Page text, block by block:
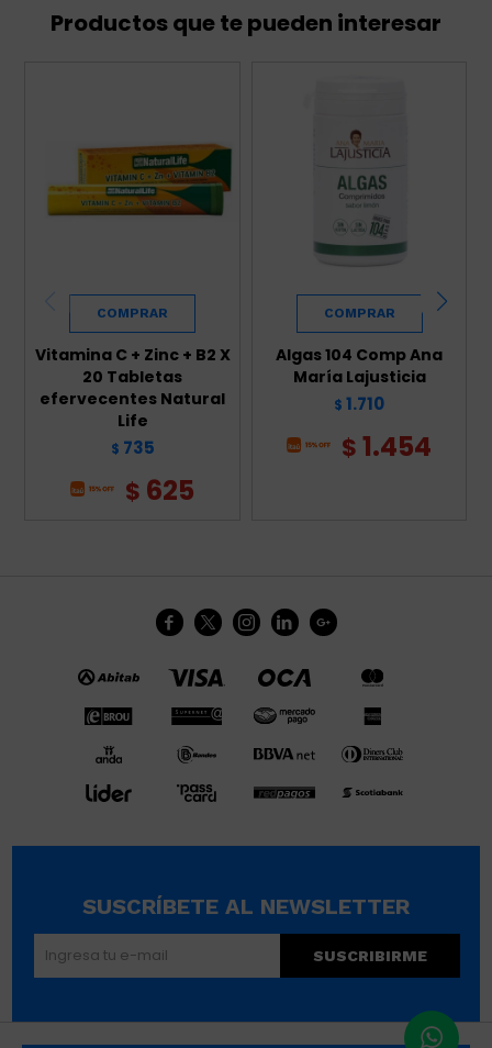
Productos que te pueden interesar
Vitamina C + Zinc + B2 X
20 Tabletas
efervecentes Natural
Life
$ 735
$ 625
Algas 104 Comp Ana
María Lajusticia
$ 1.710
$1.454
    
SUSCRÍBETE AL NEWSLETTER
SUSCRIBIRME